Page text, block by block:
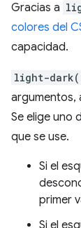
Gracias a
colores del
capacidad.
light-
argumentos,
Se elige uno
que se use.
Si el
primer
Si el